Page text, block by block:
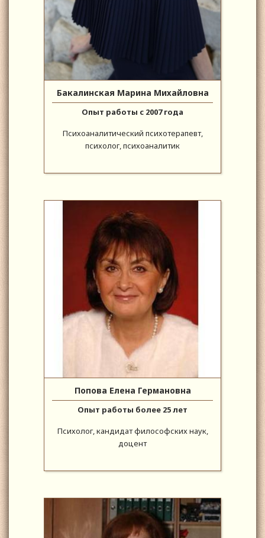
Бакалинская Марина Михайловна
Опыт работы с 2007 года
Психоаналитический психотерапевт,
психолог, психоаналитик
Попова Елена Германовна
Опыт работы более 25 лет
Психолог, кандидат философских наук,
доцент